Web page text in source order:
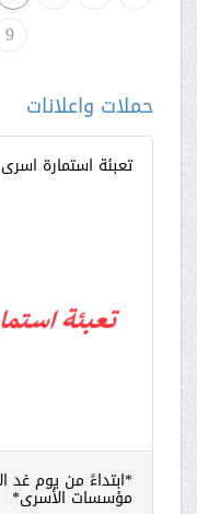
9
حملات واعلانات
تعبئة استمارة
*ابتداءً من يوم غد
مؤسسات الأسرى*